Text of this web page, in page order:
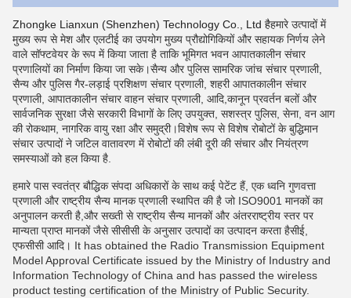
Zhongke Lianxun (Shenzhen) Technology Co., Ltd हैहमारे उत्पादों में
मुख्य रूप से मेश और एलटीई का उपयोग मुख्य प्रौद्योगिकियों और सहायक निर्णय लेने
वाले सॉफ्टवेयर के रूप में किया जाता है ताकि भूमिगत भवन आपातकालीन संचार
प्रणालियों का निर्माण किया जा सके।सैन्य और पुलिस सामरिक जांच संचार प्रणाली,
सैन्य और पुलिस गैर-लड़ाई प्रशिक्षण संचार प्रणाली, शहरी आपातकालीन संचार
प्रणाली, आपातकालीन संचार वाहन संचार प्रणाली, आदि,कानून प्रवर्तन बलों और
सार्वजनिक सुरक्षा जैसे सरकारी विभागों के लिए उपयुक्त, सशस्त्र पुलिस, सेना, वन आग
की रोकथाम, नागरिक वायु रक्षा और समुद्री।विशेष रूप से विशेष रोबोटों के बुद्धिमान
संचार उत्पादों ने जटिल वातावरण में रोबोटों की लंबी दूरी की संचार और नियंत्रण
समस्याओं को हल किया है.
हमारे पास स्वतंत्र बौद्धिक संपदा अधिकारों के साथ कई पेटेंट हैं, एक ध्वनि गुणवत्ता
प्रणाली और राष्ट्रीय सैन्य मानक प्रणाली स्थापित की है जो ISO9001 मानकों का
अनुपालन करती है,और सख्ती से राष्ट्रीय सैन्य मानकों और अंतरराष्ट्रीय स्तर पर
मान्यता प्राप्त मानकों जैसे सीसीसी के अनुसार उत्पादों का उत्पादन करता हैसीई,
एफसीसी आदि। It has obtained the Radio Transmission Equipment
Model Approval Certificate issued by the Ministry of Industry and
Information Technology of China and has passed the wireless
product testing certification of the Ministry of Public Security.